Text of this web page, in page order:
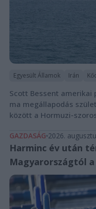
Egyesült Államok Irán
Scott Bessent
ma megállapodás
között a Hormuzi-
GAZDASÁG 2026.
Harminc év után
Magyarországtól a